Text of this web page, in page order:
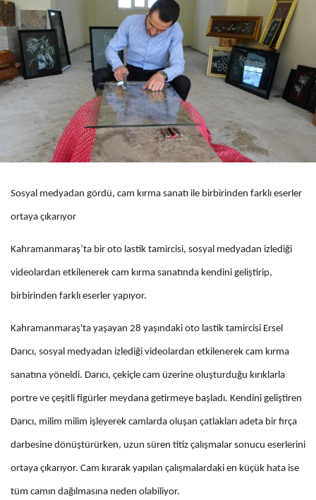
Sosyal medyadan gördü, cam kırma sanatı ile birbirinden farklı eserler
ortaya çıkarıyor
Kahramanmaraş’ta bir oto lastik tamircisi, sosyal medyadan izlediği
videolardan etkilenerek cam kırma sanatında kendini geliştirip,
birbirinden farklı eserler yapıyor.
Kahramanmaraş'ta yaşayan 28 yaşındaki oto lastik tamircisi Ersel
Darıcı, sosyal medyadan izlediği videolardan etkilenerek cam kırma
sanatına yöneldi. Darıcı, çekiçle cam üzerine oluşturduğu kırıklarla
portre ve çeşitli figürler meydana getirmeye başladı. Kendini geliştiren
Darıcı, milim milim işleyerek camlarda oluşan çatlakları adeta bir fırça
darbesine dönüştürürken, uzun süren titiz çalışmalar sonucu eserlerini
ortaya çıkarıyor. Cam kırarak yapılan çalışmalardaki en küçük hata ise
tüm camın dağılmasına neden olabiliyor.